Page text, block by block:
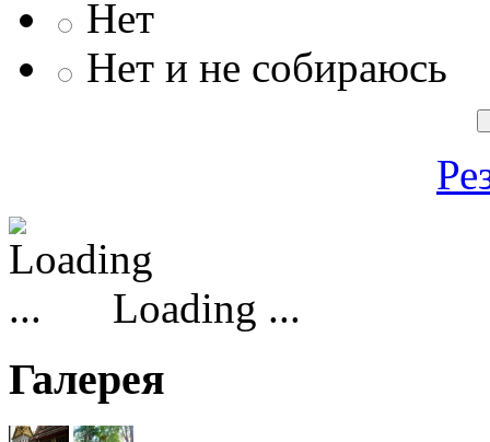
Нет
Нет и не собираюсь
Loading ...
Галерея